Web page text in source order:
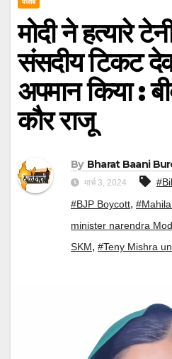
पंजाब
मोदी ने हत्यारे
संसदीय टिकट
अपमान किया :
कौर राजू
By Bharat Baani
मार्च 3, 2024
#BJP Boycott,
minister narendra
SKM, #Teny Mishra